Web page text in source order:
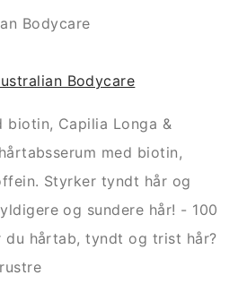
Bodycare
Bodycare
biotin, Capilia Longa &
med biotin,
Styrker tyndt hår og
og sundere hår! - 100
du hårtab, tyndt og trist hår?